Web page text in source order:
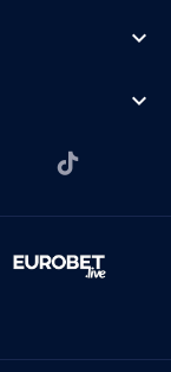
expand_more
expand_more